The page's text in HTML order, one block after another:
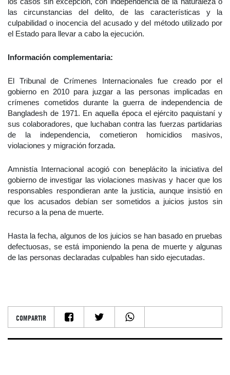
las circunstancias del delito, de las características y la
culpabilidad o inocencia del acusado y del método utilizado por
el Estado para llevar a cabo la ejecución.
Información complementaria:
El Tribunal de Crímenes Internacionales fue creado por el
gobierno en 2010 para juzgar a las personas implicadas en
crímenes cometidos durante la guerra de independencia de
Bangladesh de 1971. En aquella época el ejército paquistaní y
sus colaboradores, que luchaban contra las fuerzas partidarias
de la independencia, cometieron homicidios masivos,
violaciones y migración forzada.
Amnistía Internacional acogió con beneplácito la iniciativa del
gobierno de investigar las violaciones masivas y hacer que los
responsables respondieran ante la justicia, aunque insistió en
que los acusados debían ser sometidos a juicios justos sin
recurso a la pena de muerte.
Hasta la fecha, algunos de los juicios se han basado en pruebas
defectuosas, se está imponiendo la pena de muerte y algunas
de las personas declaradas culpables han sido ejecutadas.
COMPARTIR